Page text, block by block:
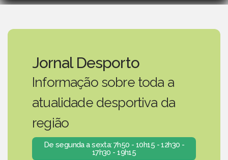
Jornal Desporto
Informação sobre toda a
atualidade desportiva da
região
De segunda a sexta: 7h50 - 10h15 - 12h30 -
17h30 - 19h15